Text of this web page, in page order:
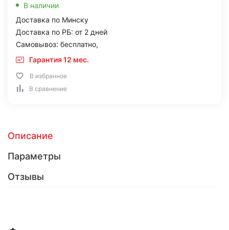
В наличии
Доставка по Минску
Доставка по РБ: от 2 дней
Самовывоз: бесплатно,
Гарантия 12 мес.
В избранное
В сравнение
Описание
Параметры
Отзывы